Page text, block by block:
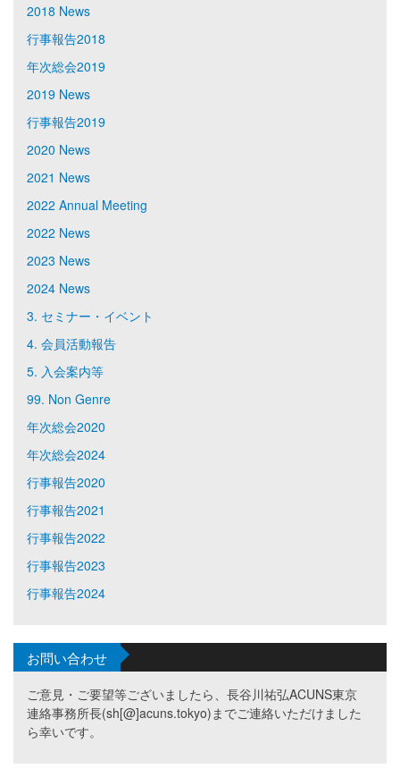
2018 News
行事報告2018
年次総会2019
2019 News
行事報告2019
2020 News
2021 News
2022 Annual Meeting
2022 News
2023 News
2024 News
3. セミナー・イベント
4. 会員活動報告
5. 入会案内等
99. Non Genre
年次総会2020
年次総会2024
行事報告2020
行事報告2021
行事報告2022
行事報告2023
行事報告2024
お問い合わせ
ご意見・ご要望等ございましたら、長谷川祐弘ACUNS東京
連絡事務所長(sh[@]acuns.tokyo)までご連絡いただけました
ら幸いです。